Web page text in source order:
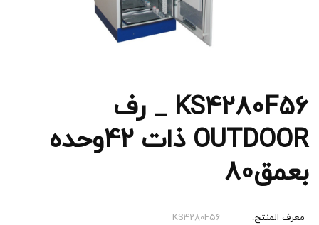
KS4280F56 _ رف
OUTDOOR ذات 42وحده
بعمق80
معرف المنتج: KS4280F56